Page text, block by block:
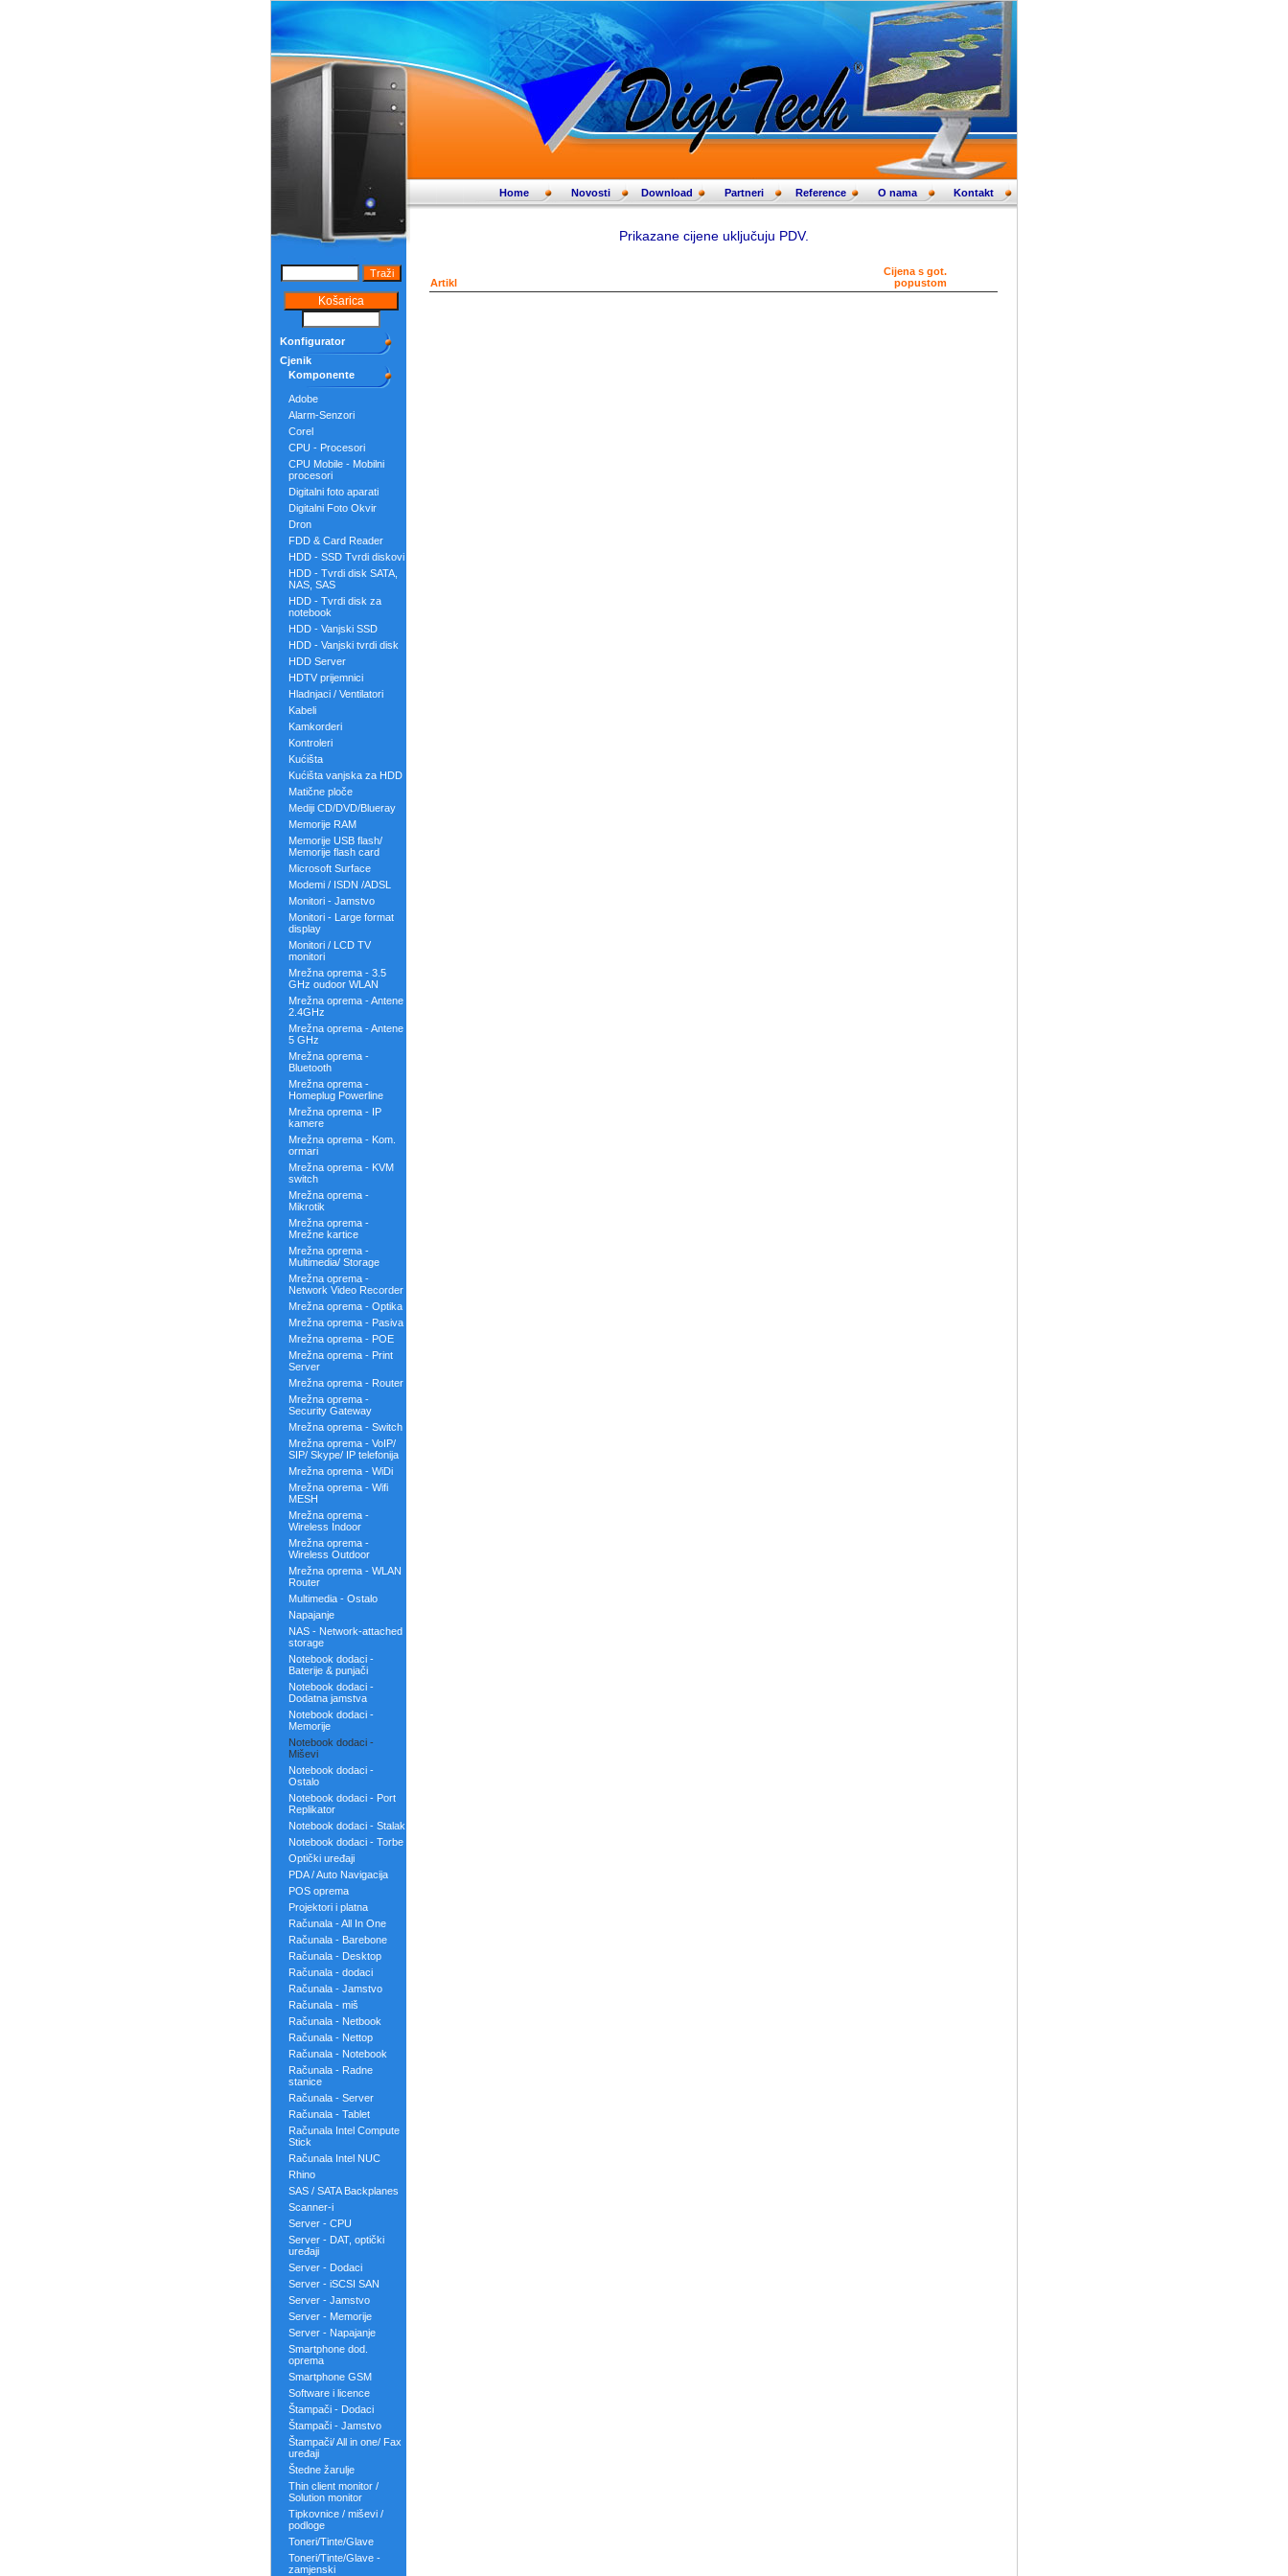
Konfigurator
Cjenik
Komponente
Adobe
Alarm-Senzori
Corel
CPU - Procesori
CPU Mobile - Mobilni
procesori
Digitalni foto aparati
Digitalni Foto Okvir
Dron
FDD & Card Reader
HDD - SSD Tvrdi diskovi
HDD - Tvrdi disk SATA,
NAS, SAS
HDD - Tvrdi disk za
notebook
HDD - Vanjski SSD
HDD - Vanjski tvrdi disk
HDD Server
HDTV prijemnici
Hladnjaci / Ventilatori
Kabeli
Kamkorderi
Kontroleri
Kućišta
Kućišta vanjska za HDD
Matične ploče
Mediji CD/DVD/Blueray
Memorije RAM
Memorije USB flash/
Memorije flash card
Microsoft Surface
Modemi / ISDN /ADSL
Monitori - Jamstvo
Monitori - Large format
display
Monitori / LCD TV
monitori
Mrežna oprema - 3.5
GHz oudoor WLAN
Mrežna oprema - Antene
2.4GHz
Mrežna oprema - Antene
5 GHz
Mrežna oprema -
Bluetooth
Mrežna oprema -
Homeplug Powerline
Mrežna oprema - IP
kamere
Mrežna oprema - Kom.
ormari
Mrežna oprema - KVM
switch
Mrežna oprema -
Mikrotik
Mrežna oprema -
Mrežne kartice
Mrežna oprema -
Multimedia/ Storage
Mrežna oprema -
Network Video Recorder
Mrežna oprema - Optika
Mrežna oprema - Pasiva
Mrežna oprema - POE
Mrežna oprema - Print
Server
Mrežna oprema - Router
Mrežna oprema -
Security Gateway
Mrežna oprema - Switch
Mrežna oprema - VoIP/
SIP/ Skype/ IP telefonija
Mrežna oprema - WiDi
Mrežna oprema - Wifi
MESH
Mrežna oprema -
Wireless Indoor
Mrežna oprema -
Wireless Outdoor
Mrežna oprema - WLAN
Router
Multimedia - Ostalo
Napajanje
NAS - Network-attached
storage
Notebook dodaci -
Baterije & punjači
Notebook dodaci -
Dodatna jamstva
Notebook dodaci -
Memorije
Notebook dodaci -
Miševi
Notebook dodaci -
Ostalo
Notebook dodaci - Port
Replikator
Notebook dodaci - Stalak
Notebook dodaci - Torbe
Optički uređaji
PDA / Auto Navigacija
POS oprema
Projektori i platna
Računala - All In One
Računala - Barebone
Računala - Desktop
Računala - dodaci
Računala - Jamstvo
Računala - miš
Računala - Netbook
Računala - Nettop
Računala - Notebook
Računala - Radne
stanice
Računala - Server
Računala - Tablet
Računala Intel Compute
Stick
Računala Intel NUC
Rhino
SAS / SATA Backplanes
Scanner-i
Server - CPU
Server - DAT, optički
uređaji
Server - Dodaci
Server - iSCSI SAN
Server - Jamstvo
Server - Memorije
Server - Napajanje
Smartphone dod.
oprema
Smartphone GSM
Software i licence
Štampači - Dodaci
Štampači - Jamstvo
Štampači/ All in one/ Fax
uređaji
Štedne žarulje
Thin client monitor /
Solution monitor
Tipkovnice / miševi /
podloge
Toneri/Tinte/Glave
Toneri/Tinte/Glave -
zamjenski
Home Novosti Download Partneri Reference O nama Kontakt
Prikazane cijene uključuju PDV.
Artikl
Cijena s got.
popustom